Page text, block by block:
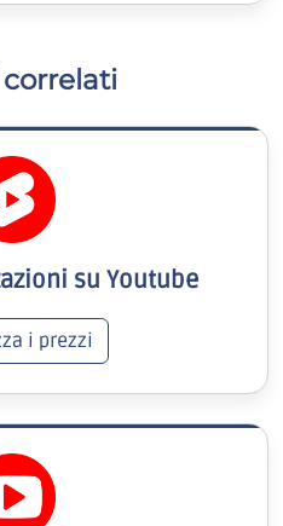
correlati
su Youtube
i prezzi